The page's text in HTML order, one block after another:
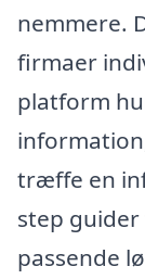
nemmere.
firmaer
platform
træffe en
step
passende